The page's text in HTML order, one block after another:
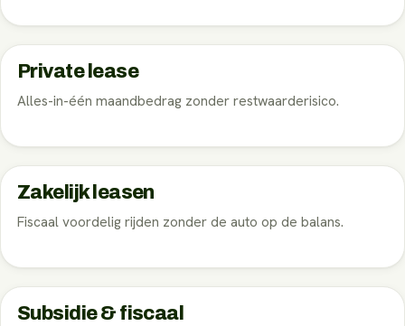
Private lease
Alles-in-één maandbedrag zonder restwaarderisico.
Zakelijk leasen
Fiscaal voordelig rijden zonder de auto op de balans.
Subsidie & fiscaal